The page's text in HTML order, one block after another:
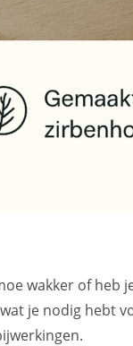
wakker of heb
je nodig